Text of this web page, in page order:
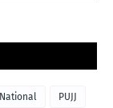
National PUJJ